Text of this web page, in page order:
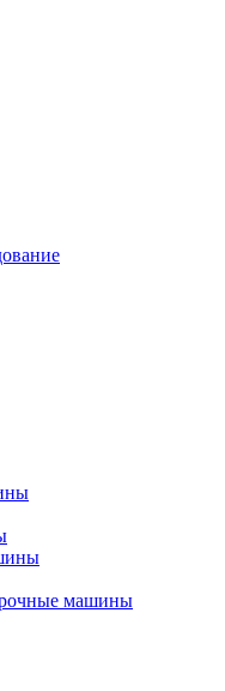
машины